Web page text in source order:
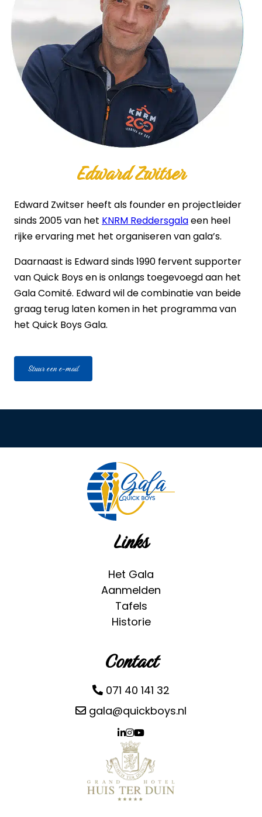
Edward Zwitser
Edward Zwitser heeft als founder en projectleider
sinds 2005 van het KNRM Reddersgalaeen heel
rijke ervaring met het organiseren van gala’s.
Daarnaast is Edward sinds 1990 fervent supporter
van Quick Boys en is onlangs toegevoegd aan het
Gala Comité. Edward wil de combinatie van beide
graag terug laten komen in het programma van
het Quick Boys Gala.
Stuur een e-mail
Links
Het Gala
Aanmelden
Tafels
Historie
Contact
071 40 141 32
gala@quickboys.nl